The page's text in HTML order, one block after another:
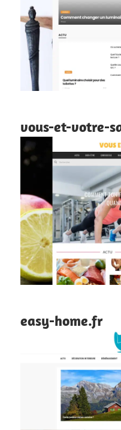
vous-et-votre-
easy-home.fr